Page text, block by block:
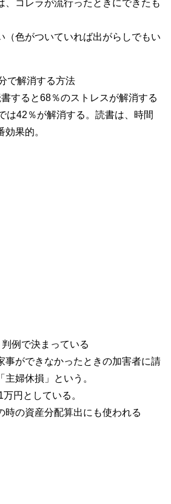
コレラが流行ったときにできたも
（色がついていれば出がらしでもい
で解消する方法
すると68％のストレスが解消する
は42％が解消する。読書は、時間
果的。
例で決まっている
事ができなかったときの加害者に請
婦休損」という。
円としている。
の資産分配算出にも使われる